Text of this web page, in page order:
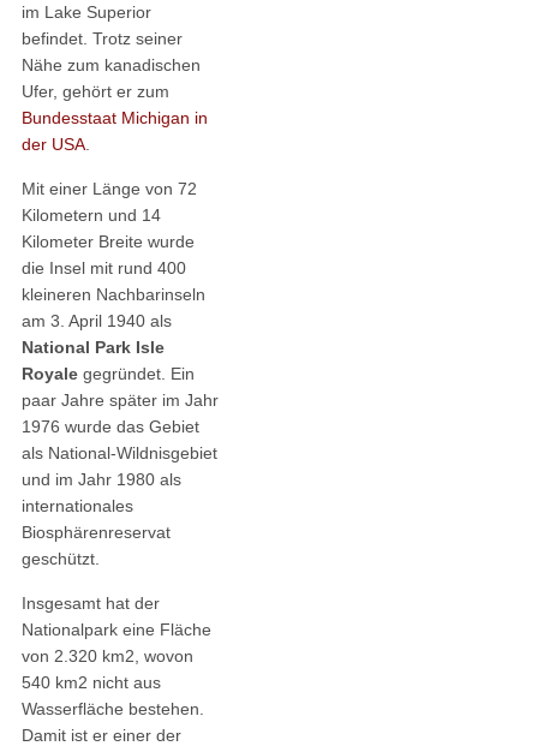
im Lake Superior
befindet. Trotz seiner
Nähe zum kanadischen
Ufer, gehört er zum
Bundesstaat Michigan in
der USA.
Mit einer Länge von 72
Kilometern und 14
Kilometer Breite wurde
die Insel mit rund 400
kleineren Nachbarinseln
am 3. April 1940 als
National Park Isle
Royalegegründet. Ein
paar Jahre später im Jahr
1976 wurde das Gebiet
als National-Wildnisgebiet
und im Jahr 1980 als
internationales
Biosphärenreservat
geschützt.
Insgesamt hat der
Nationalpark eine Fläche
von 2.320 km2, wovon
540 km2 nicht aus
Wasserfläche bestehen.
Damit ist er einer der